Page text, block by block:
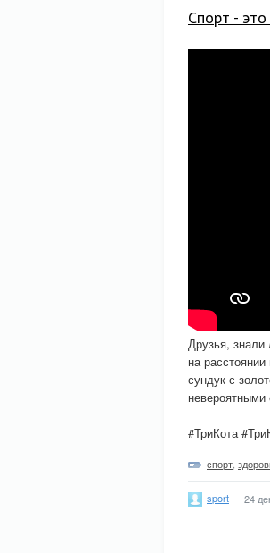
Спорт -
Друзья,
на
сундук с
невероятными
#ТриКота
спорт
sport 24